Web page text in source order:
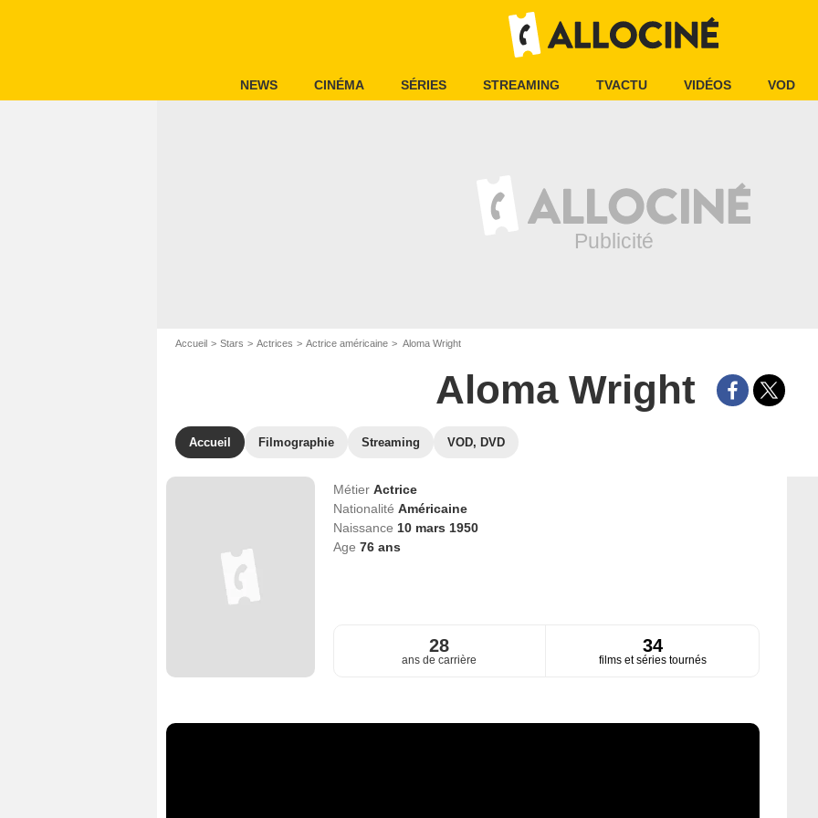
NEWS CINÉMA SÉRIES STREAMING TVACTU VIDÉOS VOD
Accueil Stars Actrices Actrice américaine Aloma Wright
Aloma Wright
Accueil Filmographie Streaming VOD, DVD
Métier Actrice
Nationalité Américaine
Naissance 10 mars 1950
Age 76ans
28
ans de carrière
34
films et séries tournés